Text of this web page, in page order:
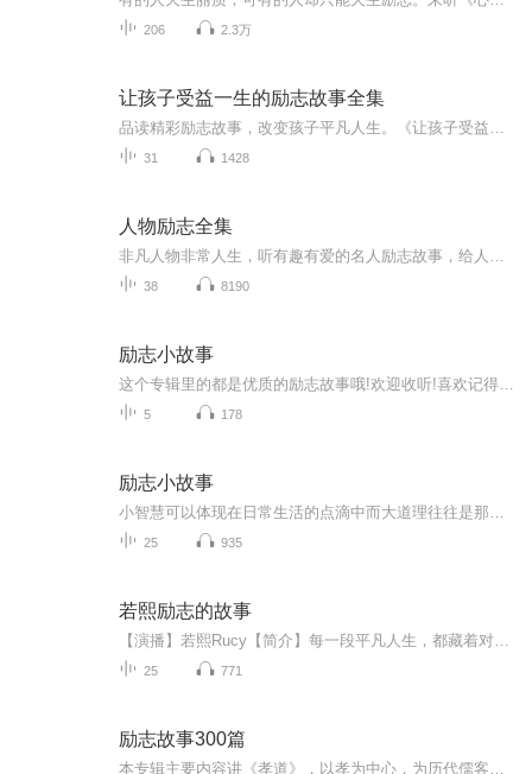
206 2.3万
让孩子受益一生的励志故事全集
31 1428
人物励志全集
38 8190
励志小故事
5 178
励志小故事
25 935
若熙励志的故事
25 771
励志故事300篇